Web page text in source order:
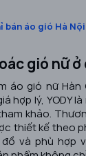
bán áo gió Hà Nội
gió nữ
áo gió nữ
hợp lý, YODY
khảo.
thiết kế theo
và phù hợp